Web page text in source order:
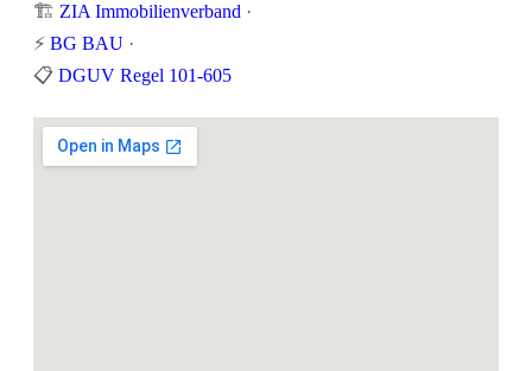
🏗️ ZIA Immobilienverband ·
⚡ BG BAU ·
📋 DGUV Regel 101-605